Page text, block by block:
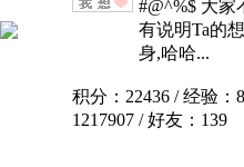
#@^%$ 大家
有说明Ta的
身,哈哈...
积分：22436 / 经验：
1217907 / 好友：139